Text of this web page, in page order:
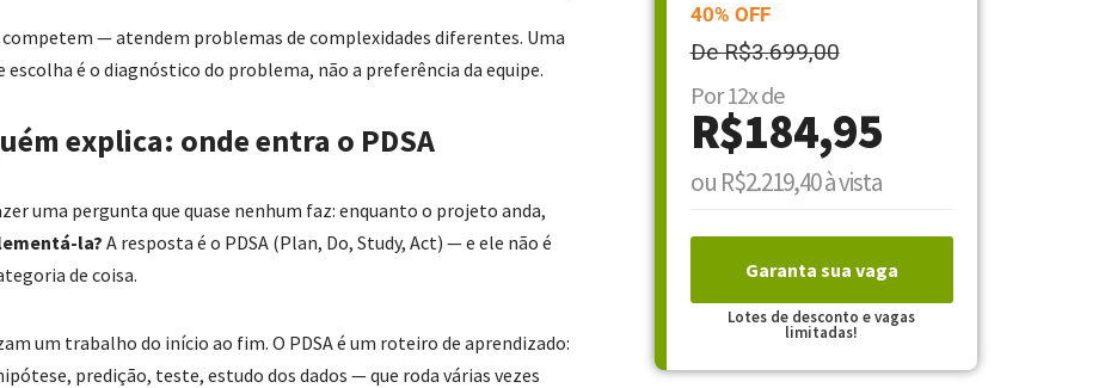
competem — atendem problemas de complexidades diferentes. Uma
é o diagnóstico do problema, não a preferência da equipe.
explica: onde entra o PDSA
uma pergunta que quase nenhum faz: enquanto o projeto anda,
la? A resposta é o PDSA (Plan, Do, Study, Act) — e ele não é
de coisa.
um trabalho do início ao fim. O PDSA é um roteiro de aprendizado:
predição, teste, estudo dos dados — que roda várias vezes
40% OFF
De R$3.699,00
Por 12x de
R$184,95
ou R$2.219,40 à vista
Garanta sua vaga
Lotes de desconto e vagas
limitadas!